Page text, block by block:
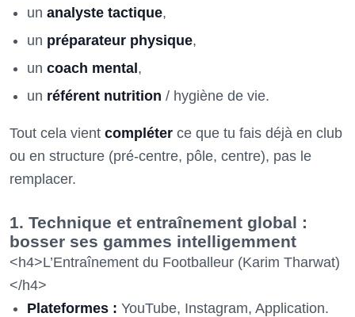
un analyste tactique,
un préparateur physique,
un coach mental ,
un référent nutrition / hygiène de vie.
Tout cela vient compléter ce que tu fais déjà en club
ou en structure (pré-centre, pôle, centre), pas le
remplacer.
1. Technique et entraînement global :
bosser ses gammes intelligemment
<h4>L’Entraînement du Footballeur (Karim Tharwat)
</h4>
Plateformes : YouTube, Instagram, Application.